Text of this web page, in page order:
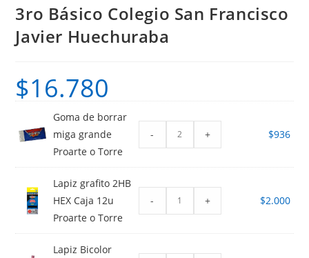
3ro Básico Colegio San Francisco
Javier Huechuraba
$16.780
Goma de borrar
miga grande
Proarte o Torre
- + $936
Lapiz grafito 2HB
HEX Caja 12u
Proarte o Torre
- + $2.000
Lapiz Bicolor